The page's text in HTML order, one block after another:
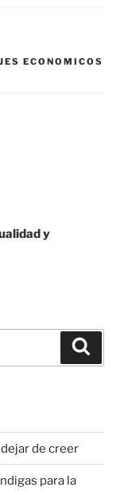
ECONOMICOS
y
de creer
para la